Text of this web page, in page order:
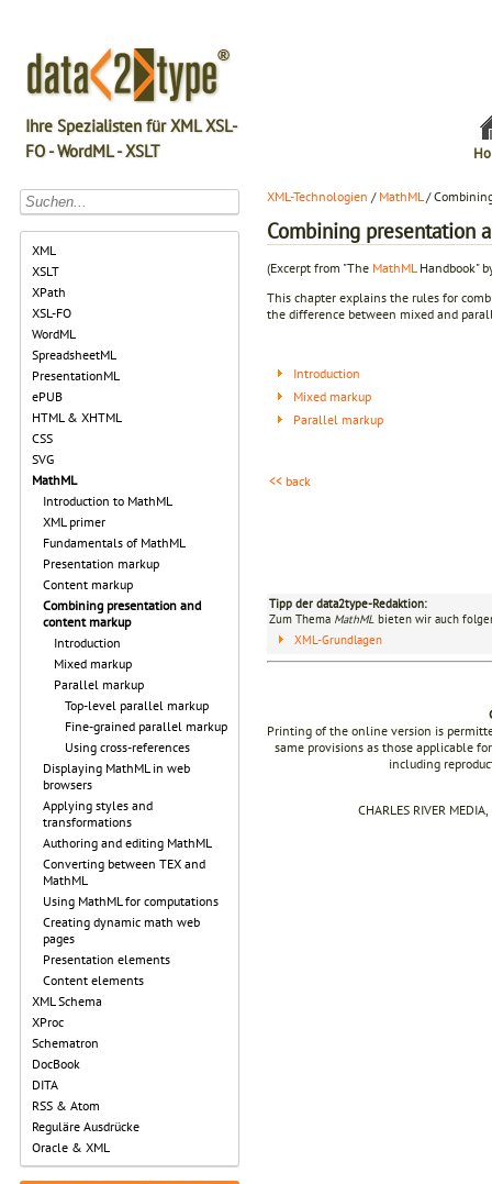
Ihre Spezialisten für XML XSL-
FO - WordML - XSLT
XML
XSLT
XPath
XSL-FO
WordML
SpreadsheetML
PresentationML
ePUB
HTML & XHTML
CSS
SVG
MathML
Introduction to MathML
XML primer
Fundamentals of MathML
Presentation markup
Content markup
Combining presentation and
content markup
Introduction
Mixed markup
Parallel markup
Top-level parallel markup
Fine-grained parallel markup
Using cross-references
Displaying MathML in web
browsers
Applying styles and
transformations
Authoring and editing MathML
Converting between TEX and
MathML
Using MathML for computations
Creating dynamic math web
pages
Presentation elements
Content elements
XML Schema
XProc
Schematron
DocBook
DITA
RSS & Atom
Reguläre Ausdrücke
Oracle & XML
XML-Technologien / MathML/
Combining presentation
(Excerpt from "The MathML Handbook"
This chapter explains the rules for
the difference between mixed and
Introduction
Mixed markup
Parallel markup
<< back
Tipp der data2type-Redaktion:
Zum Thema MathML bieten wir auch
XML-Grundlagen
Printing of the online version is
same provisions as those applicable
including
CHARLES RIVER